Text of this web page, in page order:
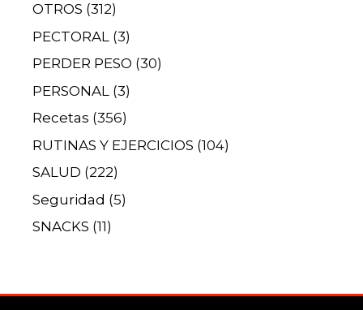
OTROS (312)
PECTORAL (3)
PERDER PESO (30)
PERSONAL (3)
Recetas (356)
RUTINAS Y EJERCICIOS (104)
SALUD (222)
Seguridad (5)
SNACKS (11)